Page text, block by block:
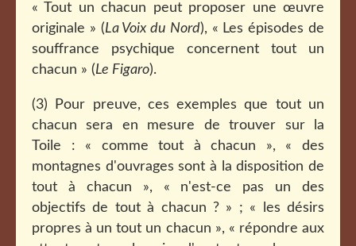
« Tout un chacun peut proposer une œuvre
originale » (La Voix du Nord), « Les épisodes de
souffrance psychique concernent tout un
chacun » (Le Figaro).
(3)
Pour preuve, ces exemples que tout un
chacun sera en mesure de trouver sur la
Toile : « comme tout à chacun », « des
montagnes d'ouvrages sont à la disposition de
tout à chacun », « n'est-ce pas un des
objectifs de tout à chacun ? » ; « les désirs
propres à un tout un chacun », « répondre aux